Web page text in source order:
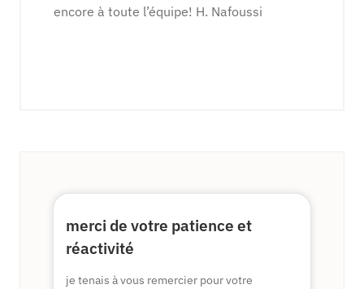
encore à toute l’équipe! H. Nafoussi
merci de votre patience et
réactivité
je tenais à vous remercier pour votre